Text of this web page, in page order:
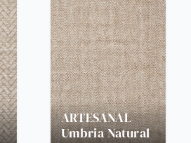
ARTESANAL
Umbria Natural